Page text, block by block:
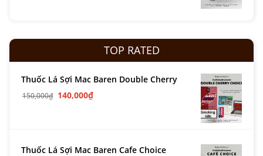
TOP RATED
Thuốc Lá Sợi Mac Baren Double Cherry
150,000₫ 140,000₫
Thuốc Lá Sợi Mac Baren Cafe Choice